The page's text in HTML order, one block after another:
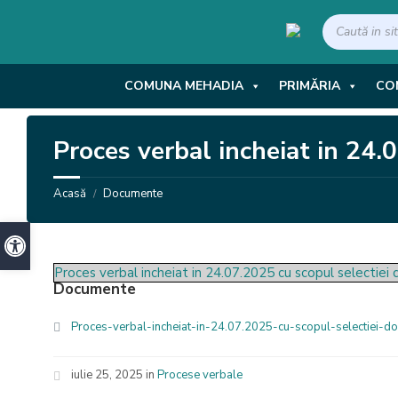
Deschide bara de unelte
SEARCH:
COMUNA MEHADIA PRIMĂRIA
Proces verbal incheiat in
Acasă / Documente
Proces verbal incheiat in 24.07.2025 cu scopul selectiei
Documente
Proces-verbal-incheiat-in-24.07.2025-cu-scopul-selectiei-
iulie 25, 2025 in Procese verbale